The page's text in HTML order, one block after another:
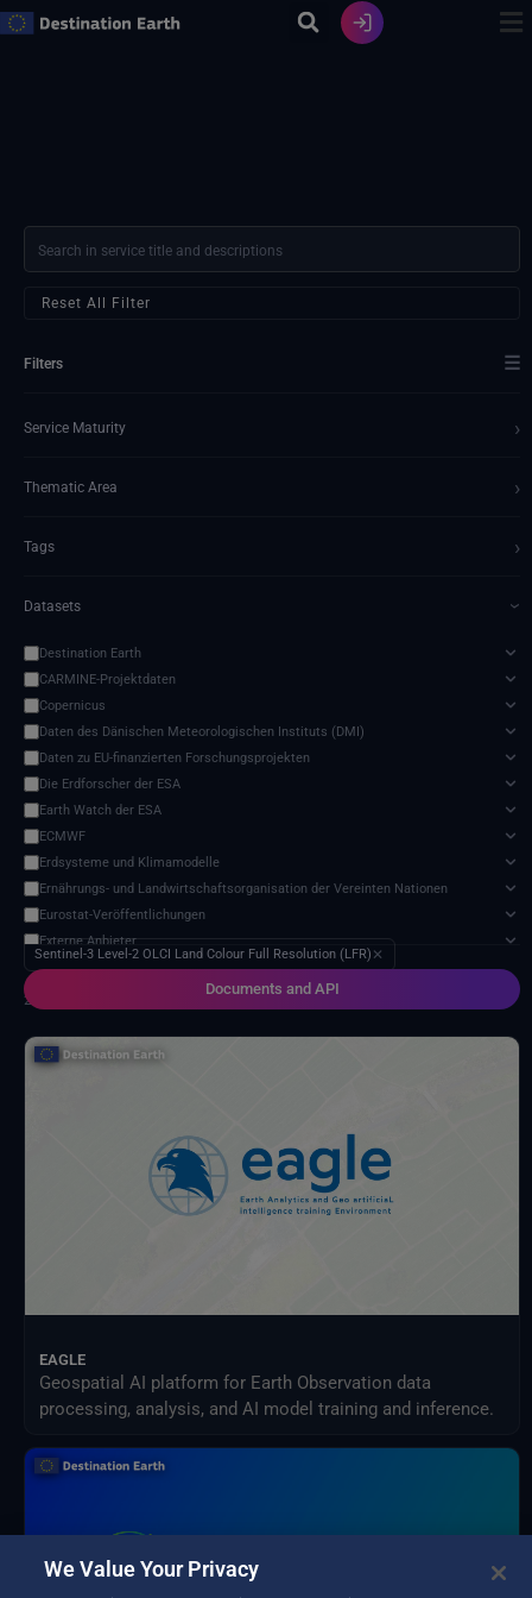
Zum
Reset All Filter
Filters ☰
Service Maturity ›
Thematic Area ›
Tags ›
Datasets ›
Destination Earth
CARMINE-Projektdaten
Copernicus
Daten des Dänischen Meteorologischen Instituts (DMI)
Daten zu EU-finanzierten Forschungsprojekten
Die Erdforscher der ESA
Earth Watch der ESA
ECMWF
Erdsysteme und Klimamodelle
Ernährungs- und Landwirtschaftsorganisation der Vereinten Nationen
Eurostat-Veröffentlichungen
Externe Anbieter
Harvic Service Landwirtschaftliche Überwachung und Verwaltung
NASA-Programm für Geowissenschaften
NextOcean
SEEDS-Dienstdatenindikatoren
Verteiltes Aktives Archivzentrum für Landprozesse der NASA
Documents and API
Sentinel-3 Level-2 OLCI Land Colour Full Resolution (LFR) ✕
2 services found
EAGLE
Geospatial AI platform for Earth Observation data
processing, analysis, and AI model training and inference.
We Value Your Privacy